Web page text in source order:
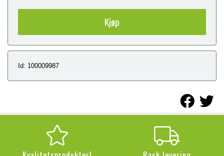
Kjøp
Id: 100009987